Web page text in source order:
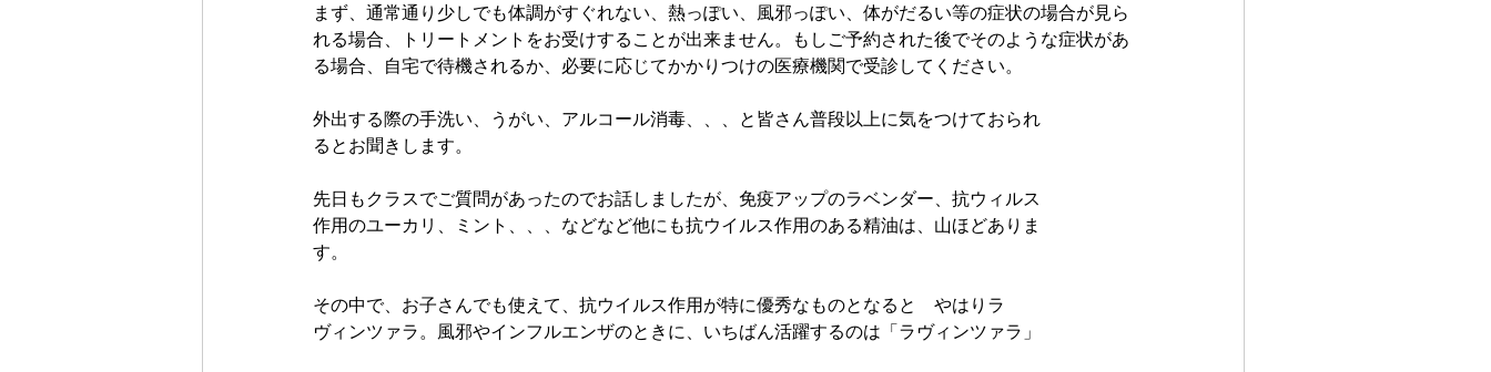
まず、通常通り少しでも体調がすぐれない、熱っぽい、風邪っぽい、体がだるい等の症状の場合が見ら
れる場合、トリートメントをお受けすることが出来ません。もしご予約された後でそのような症状があ
る場合、自宅で待機されるか、必要に応じてかかりつけの医療機関で受診してください。
外出する際の手洗い、うがい、アルコール消毒、、、と皆さん普段以上に気をつけておられ
るとお聞きします。
先日もクラスでご質問があったのでお話しましたが、免疫アップのラベンダー、抗ウィルス
作用のユーカリ、ミント、、、などなど他にも抗ウイルス作用のある精油は、山ほどありま
す。
その中で、お子さんでも使えて、抗ウイルス作用が特に優秀なものとなると　やはりラ
ヴィンツァラ。風邪やインフルエンザのときに、いちばん活躍するのは「ラヴィンツァラ」